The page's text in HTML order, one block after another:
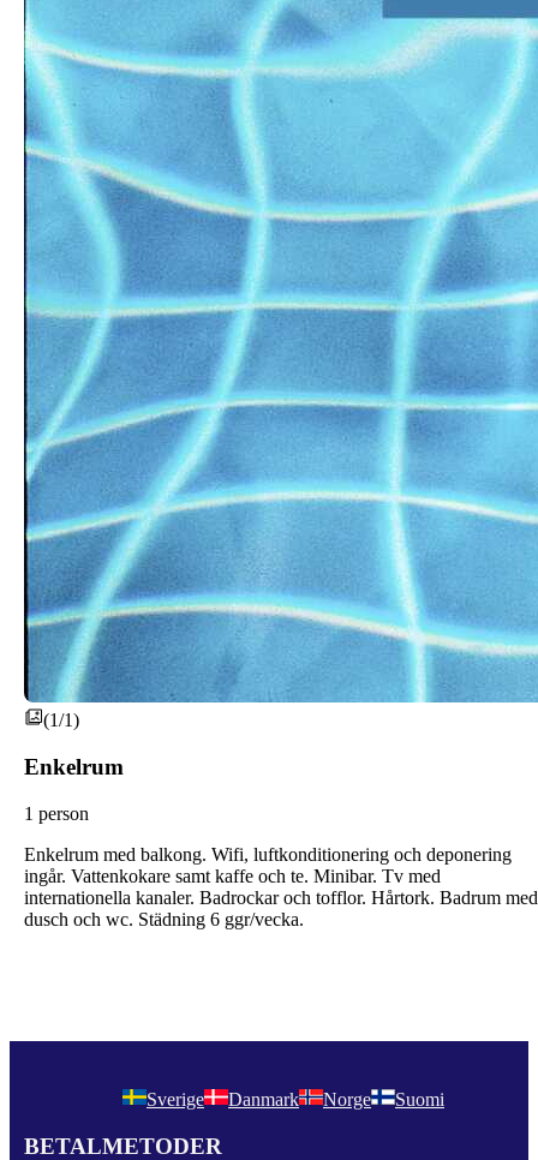
(1/1)
Enkelrum
1 person
Enkelrum med balkong. Wifi, luftkonditionering och deponering
ingår. Vattenkokare samt kaffe och te. Minibar. Tv med
internationella kanaler. Badrockar och tofflor. Hårtork. Badrum med
dusch och wc. Städning 6 ggr/vecka.
Sverige Danmark Norge Suomi
BETALMETODER